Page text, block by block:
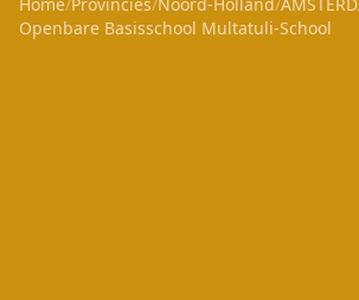
Openbare Basisschool Multatuli-School